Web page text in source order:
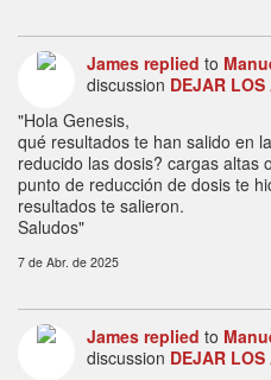
James replied to
discussion DEJAR LOS
"Hola Genesis,
qué resultados te han salido en
reducido las dosis? cargas altas
punto de reducción de dosis te
resultados te salieron.
Saludos"
7 de Abr. de 2025
James replied to
discussion DEJAR LOS